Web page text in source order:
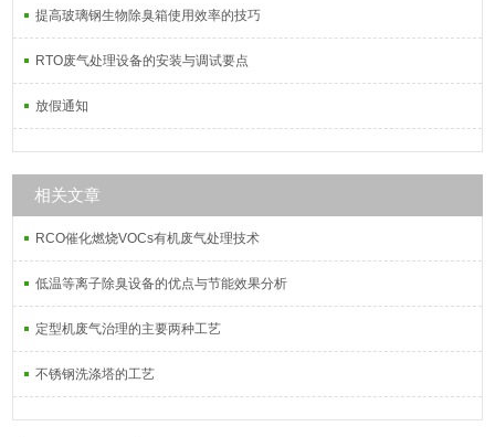
提高玻璃钢生物除臭箱使用效率的技巧
RTO废气处理设备的安装与调试要点
放假通知
相关文章
RCO催化燃烧VOCs有机废气处理技术
低温等离子除臭设备的优点与节能效果分析
定型机废气治理的主要两种工艺
不锈钢洗涤塔的工艺